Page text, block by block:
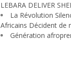
LEBARA DELIVER
La Révolution
Africains Décident de
Génération